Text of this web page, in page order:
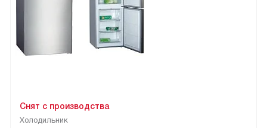
Холодильник
Снят с производства